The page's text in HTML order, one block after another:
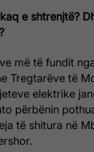
e shtrenjtë?
më të fundit
Tregtarëve të
elektrike
përbënin
të shitura në